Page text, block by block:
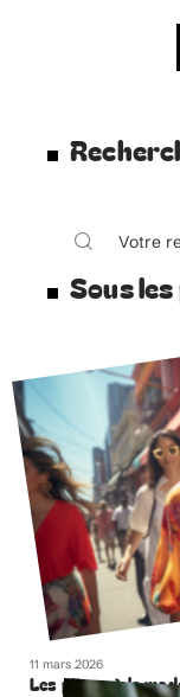
Sous
11 mars 2026
Les pièces à la